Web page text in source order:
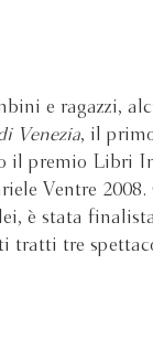
e ragazzi,
Venezia, il
il premio Libri
Ventre 2008.
è stata
tratti tre